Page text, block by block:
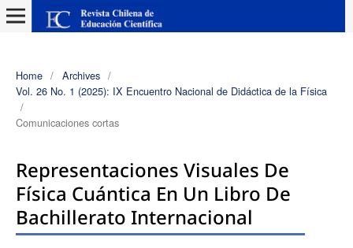
Home / Archives /
Vol. 26 No. 1 (2025): IX Encuentro Nacional de Didáctica de la Física
/
Comunicaciones cortas
Representaciones Visuales De
Física Cuántica En Un Libro De
Bachillerato Internacional